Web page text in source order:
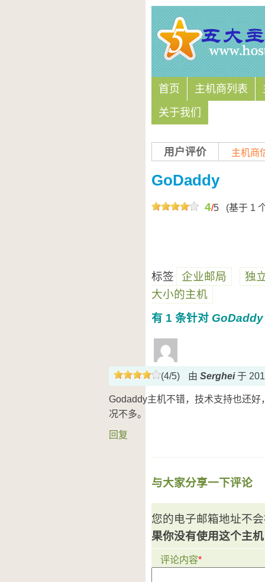
首页 主机商列表
关于我们
用户评价 主机商
GoDaddy
4/5 (基于 1
标签 企业邮局
独
大小的主机
有 1 条针对 GoDaddy
(4/5) 由 Serghei 于
Godaddy主机不错，技术支持也还
况不多。
回复
与大家分享一下评论
您的电子邮箱地址不
果你没有使用这个主
评论内容*